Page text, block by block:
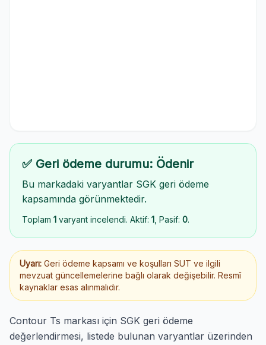
✅ Geri ödeme durumu: Ödenir
Bu markadaki varyantlar SGK geri ödeme
kapsamında görünmektedir.
Toplam 1 varyant incelendi. Aktif: 1 , Pasif: 0.
Uyarı: Geri ödeme kapsamı ve koşulları SUT ve ilgili
mevzuat güncellemelerine bağlı olarak değişebilir. Resmî
kaynaklar esas alınmalıdır.
Contour Ts markası için SGK geri ödeme
değerlendirmesi, listede bulunan varyantlar üzerinden